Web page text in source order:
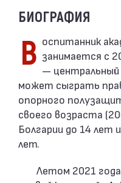
БИОГРАФИЯ
Воспитанник академии «Левски», где занимается с
—
может сыграть
опорного
своего возраста
Болгарии до 14 лет
лет.
Летом 2021